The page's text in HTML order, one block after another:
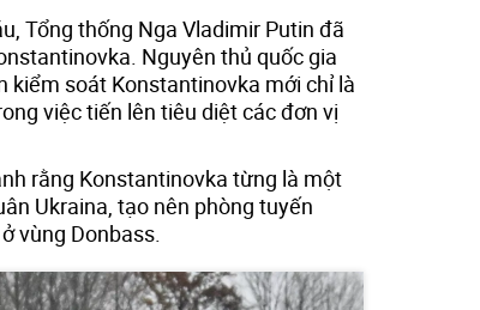
Tổng thống Nga Vladimir Putin đã
Nguyên thủ quốc gia
kiểm soát Konstantinovka mới chỉ là
việc tiến lên tiêu diệt các đơn vị
rằng Konstantinovka từng là một
Ukraina, tạo nên phòng tuyến
vùng Donbass.